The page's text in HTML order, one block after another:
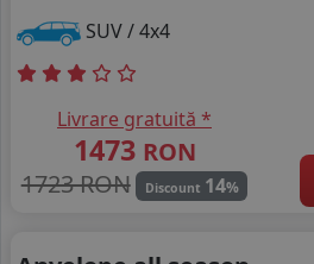
SUV / 4x4
Livrare gratuită *
1473 RON
1723 RON
Discount 14%